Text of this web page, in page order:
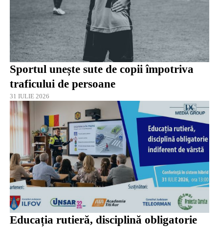
Sportul unește sute de copii împotriva
traficului de persoane
31 IULIE 2026
Educația rutieră, disciplină obligatorie